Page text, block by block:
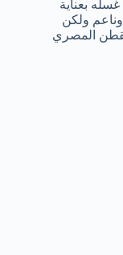
بعناية
ولكن
المصري